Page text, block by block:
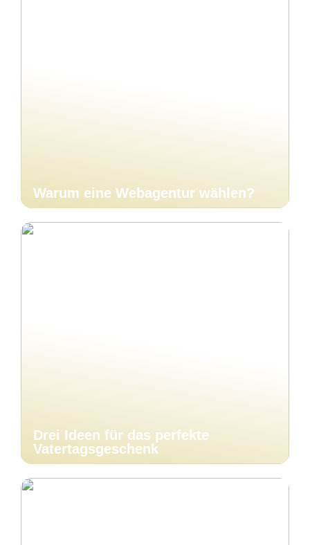
Warum eine Webagentur wählen?
Drei Ideen für das perfekte
Vatertagsgeschenk